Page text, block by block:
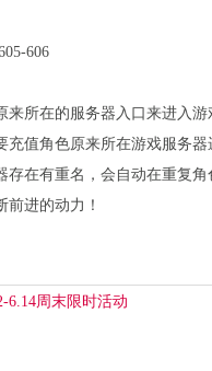
606
所在的服务器入口来进入游
值角色原来所在游戏服务器
在有重名，会自动在重复
进的动力！
6.14周末限时活动